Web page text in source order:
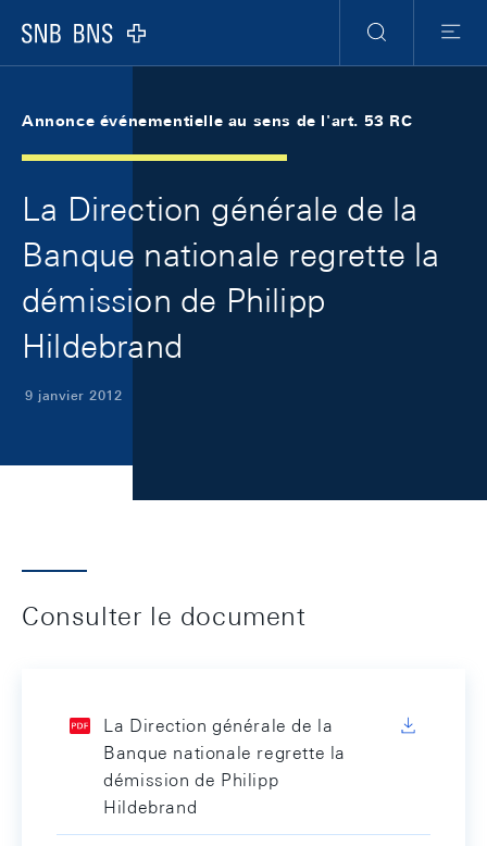
Logo
RechercheMenu
Annonce événementielle au sens de l'art. 53 RC
La Direction générale de la
Banque nationale regrette la
démission de Philipp
Hildebrand
9 janvier 2012
Consulter le document
La Direction générale de la
Banque nationale regrette la
démission de Philipp
Hildebrand